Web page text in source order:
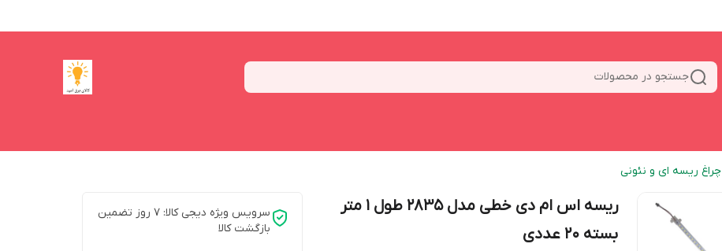
جستجو در محصولات
چراغ ریسه ای و نئونی
ریسه اس ام دی خطی مدل 2835 طول 1 متر
بسته 20 عددی
سرویس ویژه دیجی کالا: 7 روز تضمین
بازگشت کالا